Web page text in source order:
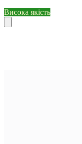
Висока якість